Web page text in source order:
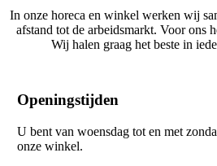
In onze horeca en winkel werken wij
afstand tot de arbeidsmarkt. Voor ons
Wij halen graag het beste in
Openingstijden
U bent van woensdag tot en met
onze winkel.